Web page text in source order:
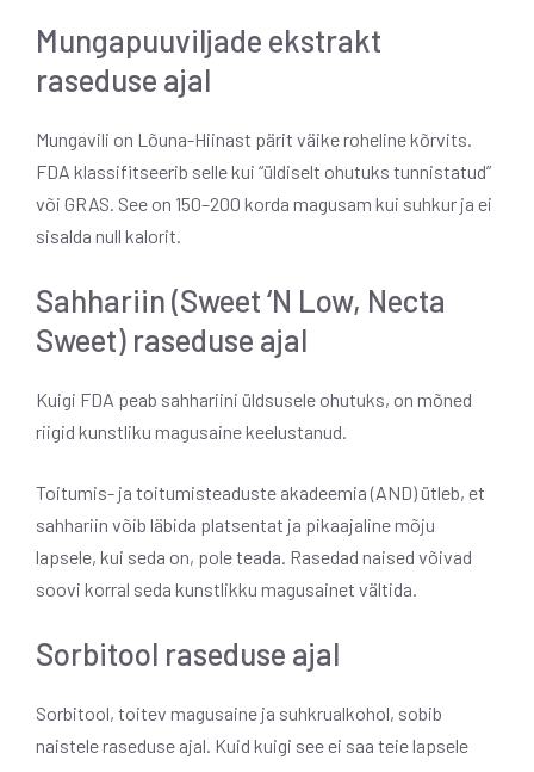
Mungapuuviljade ekstrakt
raseduse ajal
Mungavili on Lõuna-Hiinast pärit väike roheline kõrvits.
FDA klassifitseerib selle kui “üldiselt ohutuks tunnistatud”
või GRAS. See on 150–200 korda magusam kui suhkur ja ei
sisalda null kalorit.
Sahhariin (Sweet ‘N Low, Necta
Sweet) raseduse ajal
Kuigi FDA peab sahhariini üldsusele ohutuks, on mõned
riigid kunstliku magusaine keelustanud.
Toitumis- ja toitumisteaduste akadeemia (AND) ütleb, et
sahhariin võib läbida platsentat ja pikaajaline mõju
lapsele, kui seda on, pole teada. Rasedad naised võivad
soovi korral seda kunstlikku magusainet vältida.
Sorbitool raseduse ajal
Sorbitool, toitev magusaine ja suhkrualkohol, sobib
naistele raseduse ajal. Kuid kuigi see ei saa teie lapsele